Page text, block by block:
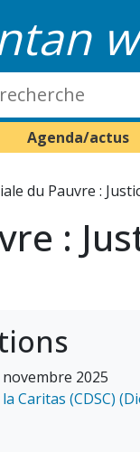
Agenda/actus
du Pauvre :
:
2025
Caritas (CDSC)